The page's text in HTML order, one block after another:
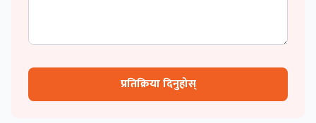
प्रतिक्रिया दिनुहोस्